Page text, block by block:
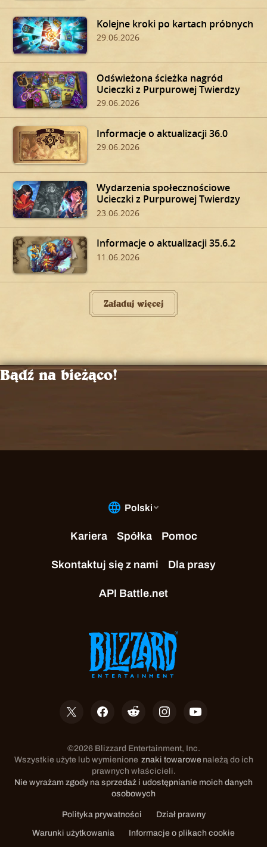
Kolejne kroki po kartach próbnych
29.06.2026
Odświeżona ścieżka nagród
Ucieczki z Purpurowej Twierdzy
29.06.2026
Informacje o aktualizacji 36.0
29.06.2026
Wydarzenia społecznościowe
Ucieczki z Purpurowej Twierdzy
23.06.2026
Informacje o aktualizacji 35.6.2
11.06.2026
Załaduj więcej
Bądź na bieżąco!